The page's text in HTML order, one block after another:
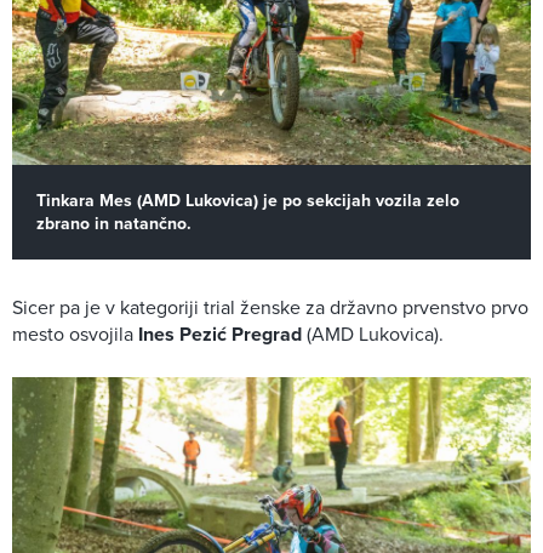
Tinkara Mes (AMD Lukovica) je po sekcijah vozila zelo
zbrano in natančno.
Sicer pa je v kategoriji trial ženske za državno prvenstvo prvo
mesto osvojila Ines Pezić Pregrad(AMD Lukovica).